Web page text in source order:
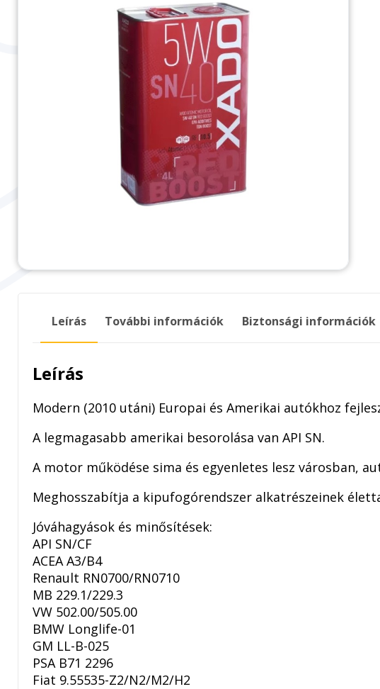
Leírás További információk Biztonsági információk
Leírás
Modern (2010 utáni) Europai és Amerikai autókhoz
A legmagasabb amerikai besorolása van API SN.
A motor működése sima és egyenletes lesz városban,
Meghosszabítja a kipufogórendszer alkatrészeinek
Jóváhagyások és minősítések:
API SN/CF
ACEA A3/B4
Renault RN0700/RN0710
MB 229.1/229.3
VW 502.00/505.00
BMW Longlife-01
GM LL-B-025
PSA B71 2296
Fiat 9.55535-Z2/N2/M2/H2